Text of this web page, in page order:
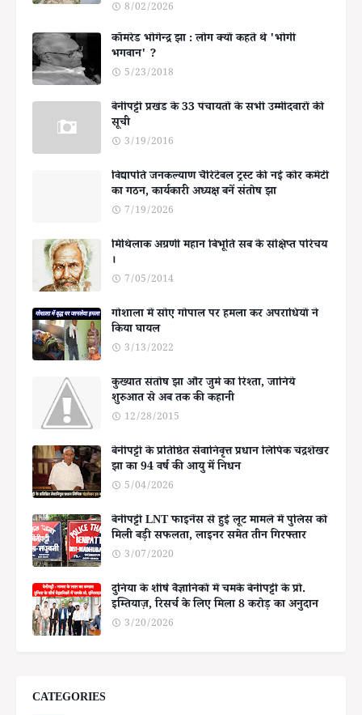
8/02/2026
कॉमरेड भोगेन्द्र झा : लोग क्यों कहते थे 'भोगी
भगवान' ?
5/23/2018
बेनीपट्टी प्रखंड के 33 पंचायतों के सभी उम्मीदवारों की
सूची
3/19/2016
विद्यापति जनकल्याण चैरिटेबल ट्रस्ट की नई कोर कमेटी
का गठन, कार्यकारी अध्यक्ष बनें संतोष झा
7/19/2026
मिथिलाक अग्रणी महान बिभूति सब के संक्षिप्त परिचय
।
7/05/2014
गोशाला में सोए गोपाल पर हमला कर अपराधियों ने
किया घायल
3/13/2022
कुख्यात संतोष झा और जुर्म का रिश्ता, जानिये
शुरुआत से अब तक की कहानी
12/28/2015
बेनीपट्टी के प्रतिष्ठित सेवानिवृत्त प्रधान लिपिक चंद्रशेखर
झा का 94 वर्ष की आयु में निधन
5/04/2026
बेनीपट्टी LNT फाइनेंस से हुई लूट मामले में पुलिस को
मिली बड़ी सफलता, लाइनर समेत तीन गिरफ्तार
3/07/2020
दुनिया के शीर्ष वैज्ञानिकों में चमके बेनीपट्टी के प्रो.
इम्तियाज़, रिसर्च के लिए मिला 8 करोड़ का अनुदान
3/20/2026
CATEGORIES